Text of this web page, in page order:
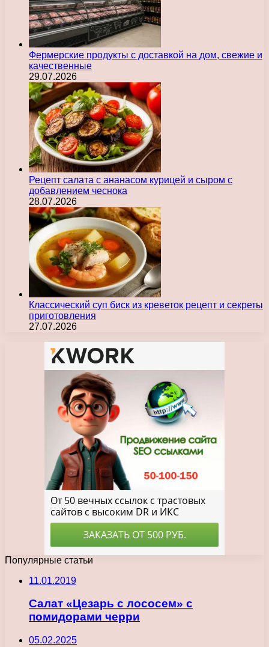
Фермерские продукты с доставкой на дом, свежие и
качественные
29.07.2026
Рецепт салата с ананасом курицей и сыром с
добавлением чеснока
28.07.2026
Классический суп биск из креветок рецепт и секреты
приготовления
27.07.2026
Популярные статьи
11.01.2019
Салат «Цезарь с лососем» с
помидорами черри
05.02.2025